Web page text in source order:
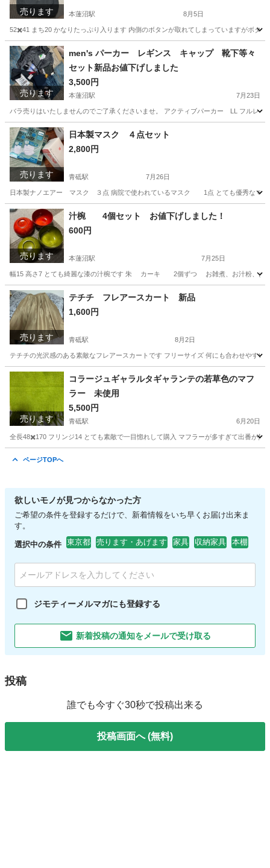
売ります 本蓮沼駅 8月5日
52✖️41 まち20 かなりたっぷり入ります 内側のボタンが取れてしまっていますがボタ
東京 板橋区 本蓮沼駅 キャンバス
売ります
men's パーカー レギンス キャップ 靴下等々
セット新品お値下げしました
3,500円
本蓮沼駅 7月23日
バラ売りはいたしませんのでご了承くださいませ。 アクティブパーカー LL フル
東京 板橋区 本蓮沼駅 服/ファッション
売ります
日本製マスク ４点セット
2,800円
青砥駅 7月26日
日本製ナノエアー マスク ３点 病院で使われているマスク 1点 とても優秀なマス
東京 葛飾区 青砥駅 家庭用品 マスク
売ります
汁椀 4個セット お値下げしました！
600円
本蓮沼駅 7月25日
幅15 高さ7 とても綺麗な漆の汁椀です 朱 カーキ 2個ずつ お雑煮、お汁粉、おう
東京 板橋区 本蓮沼駅 お雑煮
売ります
テチチ フレアースカート 新品
1,600円
青砥駅 8月2日
テチチの光沢感のある素敵なフレアースカートです フリーサイズ 何にも合わせやす
東京 葛飾区 青砥駅 スカート ベージュ
売ります
コラージュギャラルタギャランテの若草色のマフ
ラー 未使用
5,500円
青砥駅 6月20日
全長48✖️170 フリンジ14 とても素敵で一目惚れして購入 マフラーが多すぎて出番が
ページTOPへ
欲しいモノが見つからなかった方
ご希望の条件を登録するだけで、新着情報をいち早くお届け出来ま
す。
選択中の条件 東京都 売ります・あげます 家具 収納家具 本棚
ジモティーメルマガにも登録する
新着投稿の通知をメールで受け取る
投稿
誰でも今すぐ30秒で投稿出来る
投稿画面へ (無料)